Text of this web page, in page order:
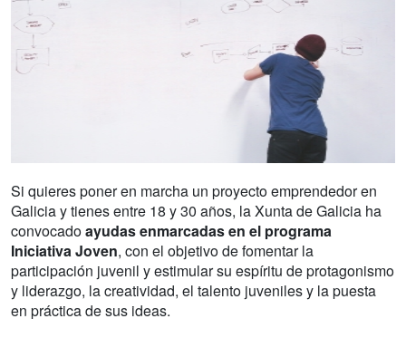
Si quieres poner en marcha un proyecto emprendedor en
Galicia y tienes entre 18 y 30 años, la Xunta de Galicia ha
convocadoayudas enmarcadas en el programa
Iniciativa Joven, con el objetivo de fomentar la
participación juvenil y estimular su espíritu de protagonismo
y liderazgo, la creatividad, el talento juveniles y la puesta
en práctica de sus ideas.